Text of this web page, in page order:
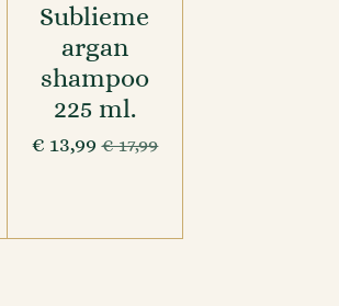
Sublieme
argan
shampoo
225 ml.
€ 13,99 € 17,99